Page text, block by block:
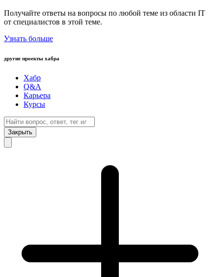
Получайте ответы на вопросы по любой теме из области IT
от специалистов в этой теме.
Узнать больше
другие проекты хабра
Хабр
Q&A
Карьера
Курсы
Закрыть